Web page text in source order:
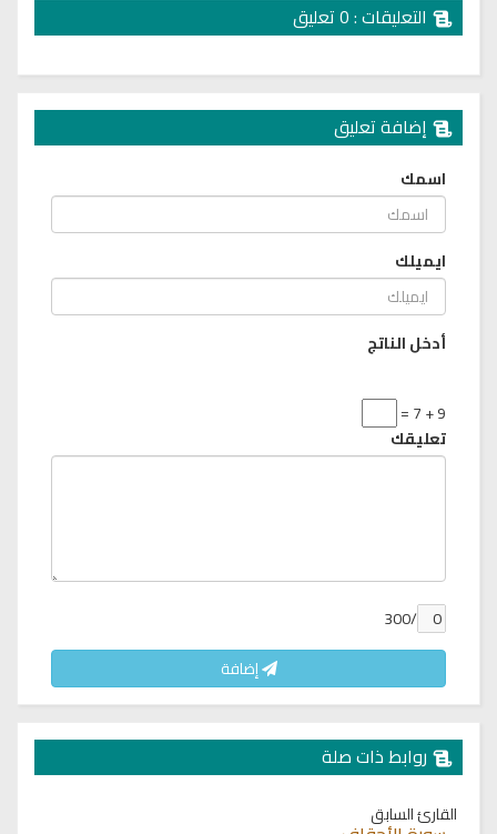
التعليقات : 0 تعليق
إضافة تعليق
اسمك
ايميلك
أدخل الناتج
9 + 7 =
تعليقك
/300
إضافة
روابط ذات صلة
القارئ السابق